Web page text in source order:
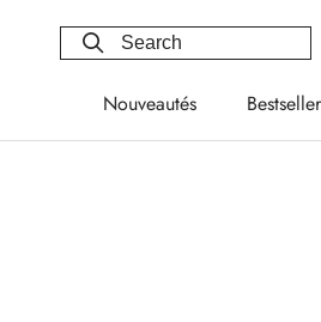
Nouveautés